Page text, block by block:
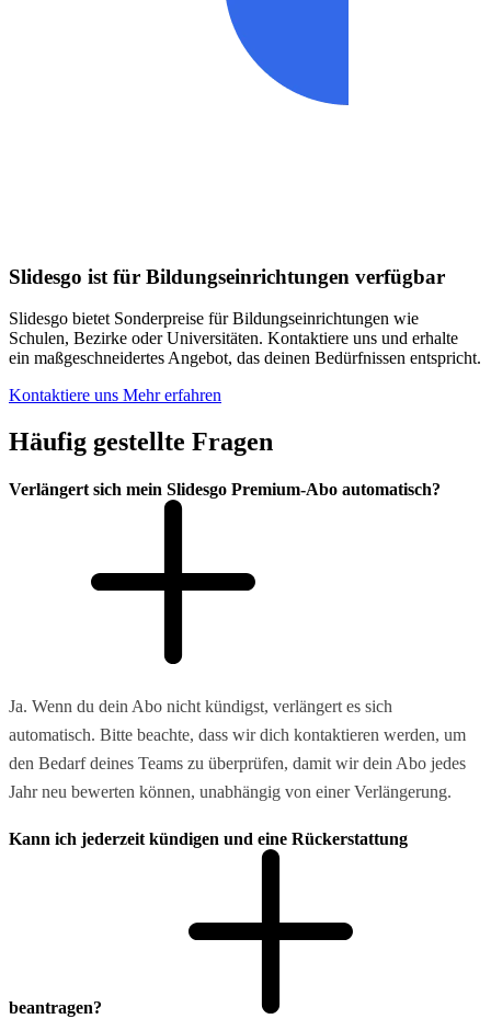
Slidesgo ist für Bildungseinrichtungen verfügbar
Slidesgo bietet Sonderpreise für Bildungseinrichtungen wie
Schulen, Bezirke oder Universitäten. Kontaktiere uns und erhalte
ein maßgeschneidertes Angebot, das deinen Bedürfnissen entspricht.
Kontaktiere uns Mehr erfahren
Häufig gestellte Fragen
Verlängert sich mein Slidesgo Premium-Abo automatisch?
Ja. Wenn du dein Abo nicht kündigst, verlängert es sich
automatisch. Bitte beachte, dass wir dich kontaktieren werden, um
den Bedarf deines Teams zu überprüfen, damit wir dein Abo jedes
Jahr neu bewerten können, unabhängig von einer Verlängerung.
Kann ich jederzeit kündigen und eine Rückerstattung
beantragen?